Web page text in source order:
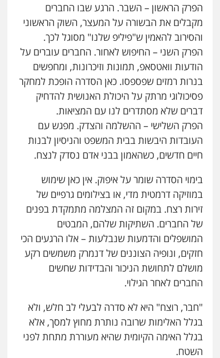
הפרק הראשון – השבר. הרגע שבו החברים
מקבלים את הבשורה על המעצר, השוק הראשוני
והסירוב להאמין ש"פיליפ שלנו" מסוגל לכך.
הפרק השני – החיפוש לאחור. החברים עוברים על
הודעות וואטסאפ, תמונות וזיכרונות, ומחפשים
בנרות רמזים שפספסו. כאן הסדרה הופכת למחקר
פסיכולוגי מרתק על היכולת האנושית להדחיק
דברים שלא מסתדרים לנו עם המציאות.
הפרק השלישי – ההשלמה והצדק. מפגש עם
העובדות היבשות בבית המשפט והניסיון לבנות
חיים חדשים, כשהאמון בבני אדם נסדק לנצח.
בימוי הסדרה שומר על איפוק. אין כאן שימוש
במוזיקה דרמטית מדי, או בצילומים גרפיים של
זירות רצח. במקום זה המצלמה מתמקדת בפנים
של החברים. השתיקות שלהם, המבטים
המושפלים והדמעות שנבלעות – אלו הרגעים הכי
חזקים, ונופיה הצוננים של דנמרק משמשים רקע
מושלם לתחושת הניכור והבדידות שחשים
החברים לאחר הגילוי.
"חבר, רוצח" היא לא סדרה לבעלי לב חלש, ולא
בגלל האלימות שרובה נותרת מחוץ למסך, אלא
בגלל האימה הקיומית שהיא מעוררת מתחת לפני
השטח.